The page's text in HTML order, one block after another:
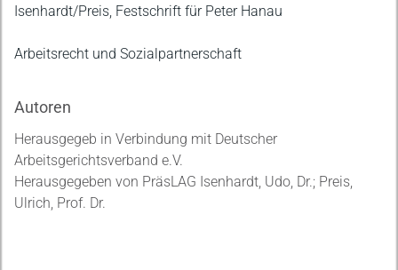
Beschreibung
Isenhardt/Preis, Festschrift für Peter Hanau
Arbeitsrecht und Sozialpartnerschaft
Autoren
Herausgegeb in Verbindung mit Deutscher
Arbeitsgerichtsverband e.V.
Herausgegeben von PräsLAG Isenhardt, Udo, Dr.; Preis,
Ulrich, Prof. Dr.